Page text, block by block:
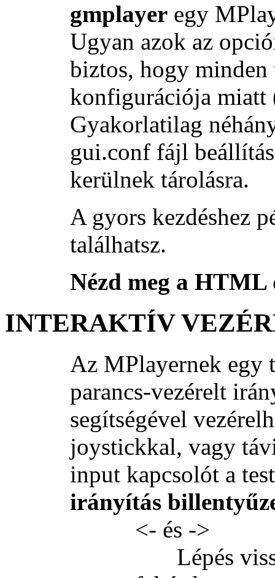
gmplayer egy
Ugyan azok az
biztos, hogy
konfigurációja miatt
Gyakorlatilag
gui.conf fájl
kerülnek tárolásra.
A gyors kezdéshez
találhatsz.
Nézd meg a
INTERAKTÍV
Az MPlayernek egy
parancs-vezérelt
segítségével
joystickkal, vagy
input kapcsolót a
irányítás
<- és ->
Lépés